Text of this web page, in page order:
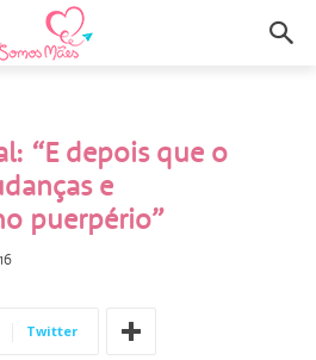
“E depois que o
e
puerpério”
Twitter